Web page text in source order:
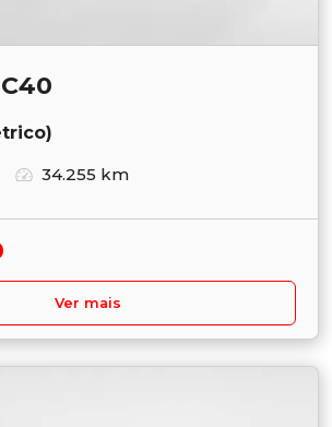
C40
34.255 km
Ver mais